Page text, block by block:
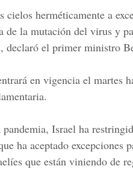
cielos herméticamente a
de la mutación del virus y
declaró el primer ministro
en vigencia el martes
Israel ha
ha aceptado excepciones
que están viniendo de